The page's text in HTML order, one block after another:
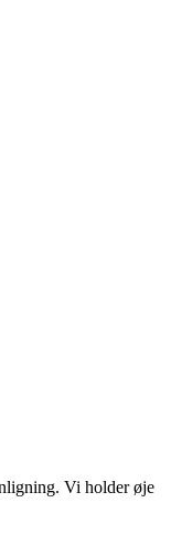
Vi holder øje